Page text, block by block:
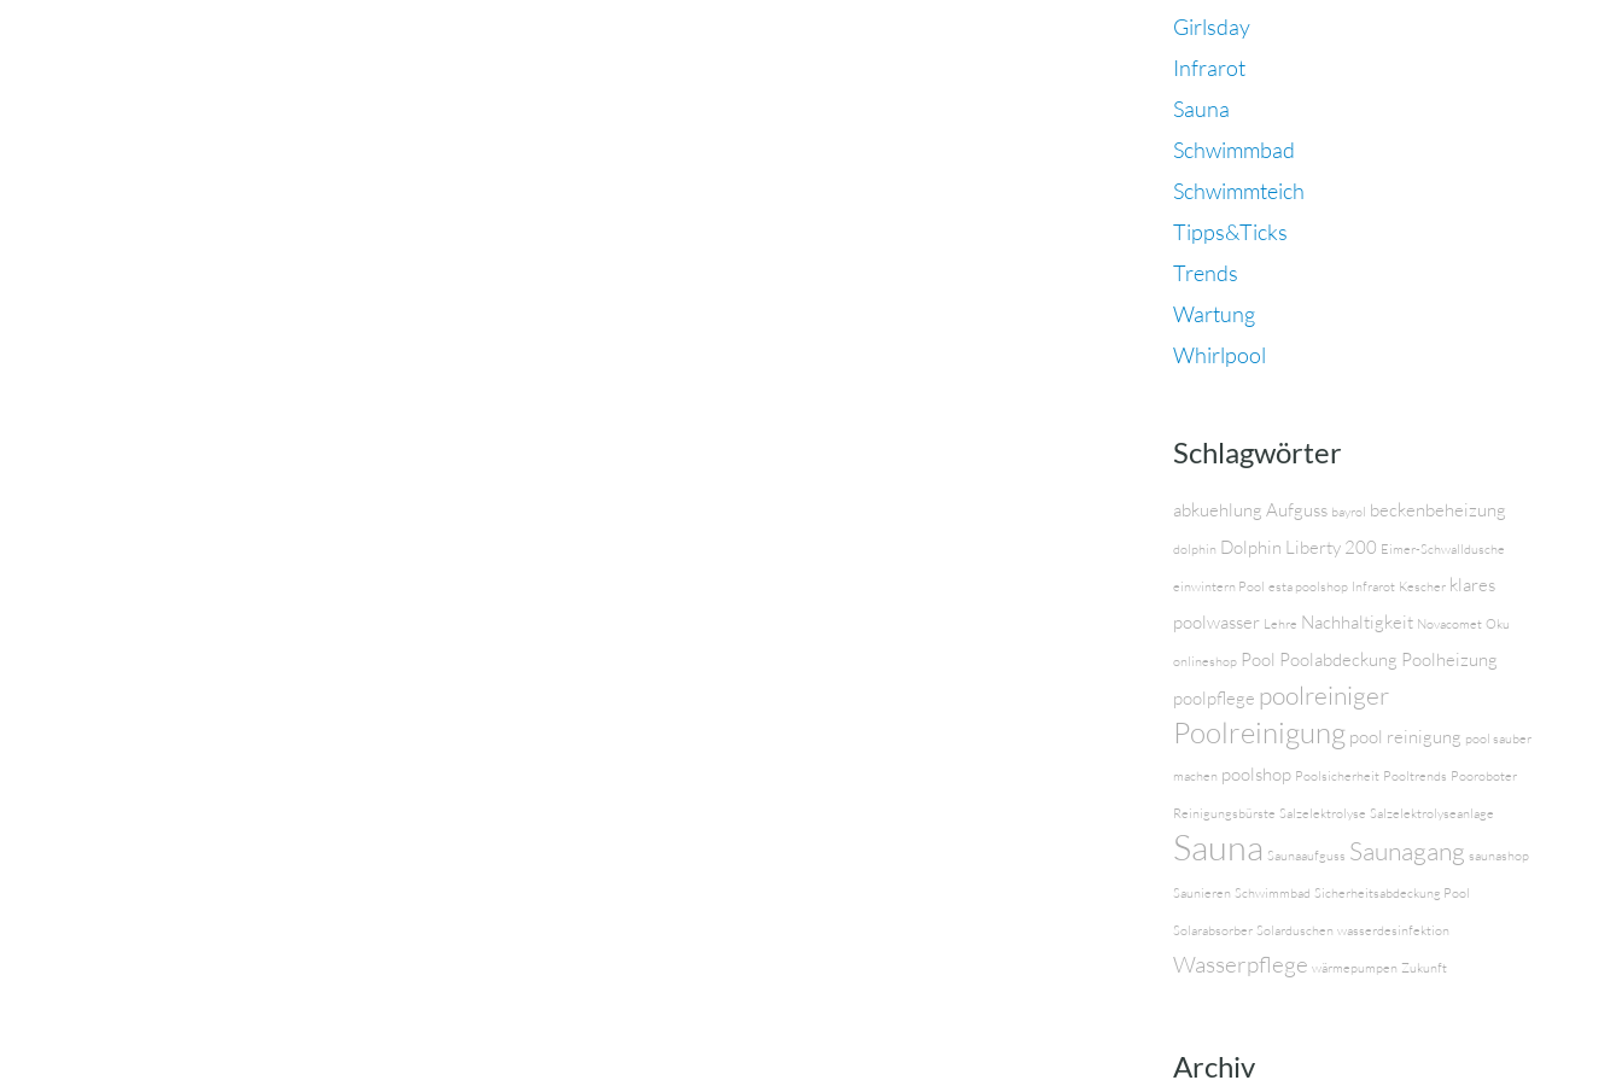
Girlsday
Infrarot
Sauna
Schwimmbad
Schwimmteich
Tipps&Ticks
Trends
Wartung
Whirlpool
Schlagwörter
abkuehlung Aufguss bayrol beckenbeheizung
dolphin Dolphin Liberty 200 Eimer-Schwalldusche
einwintern Pool esta poolshop Infrarot Kescher klares
poolwasser Lehre Nachhaltigkeit Novacomet Oku
onlineshop Pool Poolabdeckung Poolheizung
poolpflege poolreiniger
Poolreinigung pool reinigung pool sauber
machen poolshop Poolsicherheit Pooltrends Pooroboter
Reinigungsbürste Salzelektrolyse Salzelektrolyseanlage
Sauna Saunaaufguss Saunagang saunashop
Saunieren Schwimmbad Sicherheitsabdeckung Pool
Solarabsorber Solarduschen wasserdesinfektion
Wasserpflege wärmepumpen Zukunft
Archiv